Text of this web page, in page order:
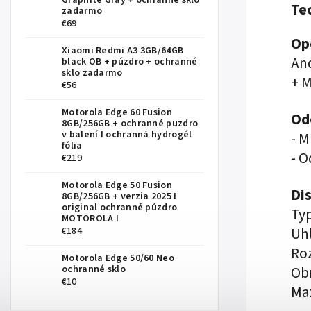
zadarmo
€69
Xiaomi Redmi A3 3GB/64GB
black OB + púzdro + ochranné
sklo zadarmo
€56
Motorola Edge 60 Fusion
8GB/256GB + ochranné puzdro
v balení I ochranná hydrogél
fólia
€219
Motorola Edge 50 Fusion
8GB/256GB + verzia 2025 I
original ochranné púzdro
MOTOROLA I
€184
Motorola Edge 50/60 Neo
ochranné sklo
€10
+
-
-